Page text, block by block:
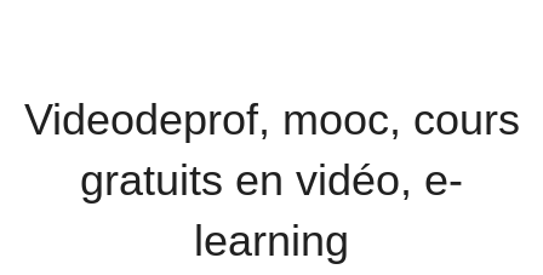
Videodeprof, mooc, cours
gratuits en vidéo, e-
learning